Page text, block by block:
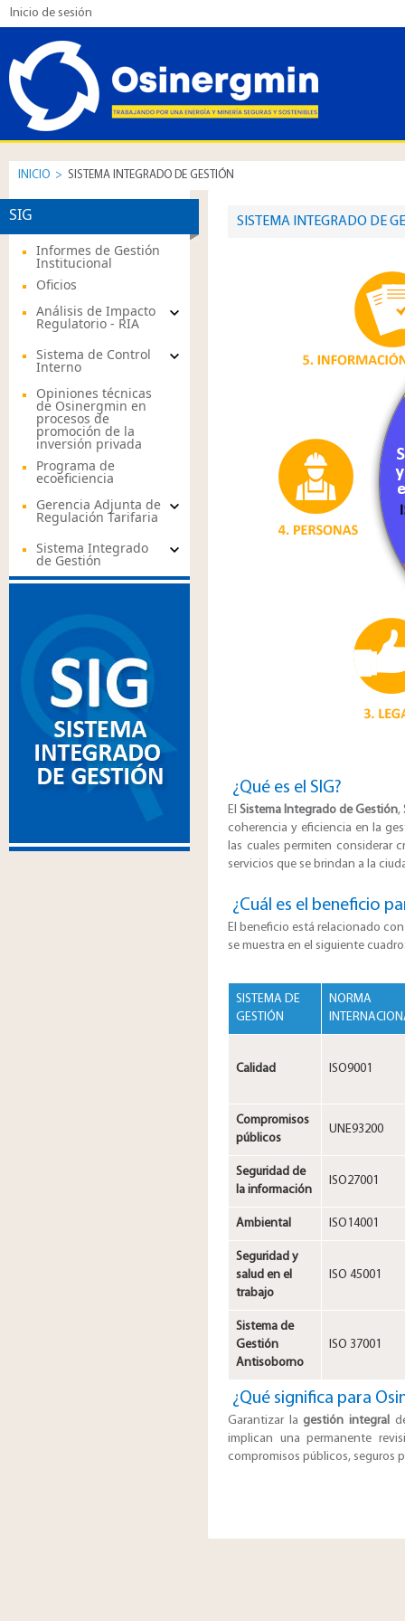
Inicio de sesión
INICIO > SISTEMA INTEGRADO DE GESTIÓN
Informes de Gestión
Institucional
Oficios
Análisis de Impacto
Regulatorio - RIA
Sistema de Control
Interno
Opiniones técnicas
de Osinergmin en
procesos de
promoción de la
inversión privada
Programa de
ecoeficiencia
Gerencia Adjunta de
Regulación Tarifaria
Sistema Integrado
de Gestión
SIG ​SISTEMA INTEGRADO DE
¿Qué es el SIG?
El Sistema Integrado de Gestión,
coherencia y eficiencia en la
las cuales permiten considerar
servicios que se brindan a la
​¿Cuál es el beneficio
El beneficio está relacionado
se muestra en el siguiente
SISTEMA DE
GESTIÓN
NORMA
Calidad ISO9001
Compromisos
públicos
UNE93200
Seguridad de
la información
ISO27001
Ambiental ISO14001
Seguridad y
salud en el
trabajo
ISO 45001
Sistema de
Gestión
Antisoborno
ISO 37001
¿Qué significa para
Garantizar lagestión integral
implican una permanente
compromisos públicos, seguros